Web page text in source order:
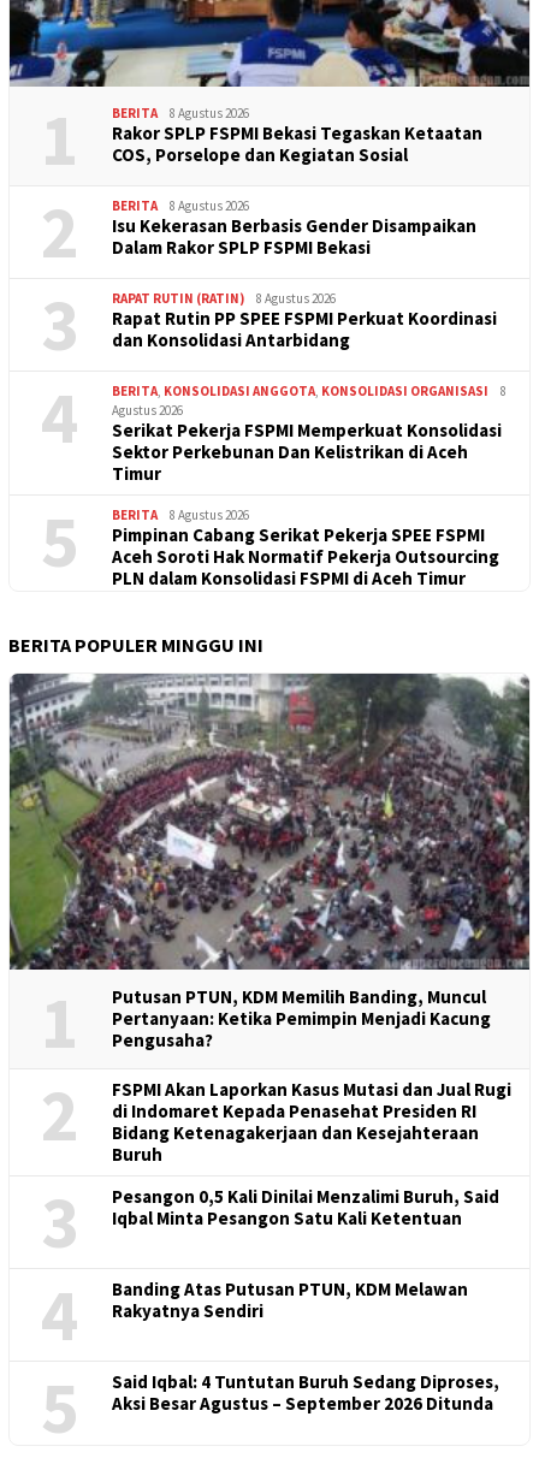
1 BERITA 8 Agustus 2026
Rakor SPLP FSPMI Bekasi Tegaskan Ketaatan
COS, Porselope dan Kegiatan Sosial
2 BERITA 8 Agustus 2026
Isu Kekerasan Berbasis Gender Disampaikan
Dalam Rakor SPLP FSPMI Bekasi
3 RAPAT RUTIN (RATIN) 8 Agustus 2026
Rapat Rutin PP SPEE FSPMI Perkuat Koordinasi
dan Konsolidasi Antarbidang
4 BERITA, KONSOLIDASI ANGGOTA, KONSOLIDASI ORGANISASI
8
Agustus 2026
Serikat Pekerja FSPMI Memperkuat Konsolidasi
Sektor Perkebunan Dan Kelistrikan di Aceh
Timur
5 BERITA 8 Agustus 2026
Pimpinan Cabang Serikat Pekerja SPEE FSPMI
Aceh Soroti Hak Normatif Pekerja Outsourcing
PLN dalam Konsolidasi FSPMI di Aceh Timur
BERITA POPULER MINGGU INI
1
Putusan PTUN, KDM Memilih Banding, Muncul
Pertanyaan: Ketika Pemimpin Menjadi Kacung
Pengusaha?
2
FSPMI Akan Laporkan Kasus Mutasi dan Jual Rugi
di Indomaret Kepada Penasehat Presiden RI
Bidang Ketenagakerjaan dan Kesejahteraan
Buruh
3
Pesangon 0,5 Kali Dinilai Menzalimi Buruh, Said
Iqbal Minta Pesangon Satu Kali Ketentuan
4
Banding Atas Putusan PTUN, KDM Melawan
Rakyatnya Sendiri
5
Said Iqbal: 4 Tuntutan Buruh Sedang Diproses,
Aksi Besar Agustus – September 2026 Ditunda